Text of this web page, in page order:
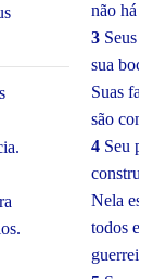
não há
3 Seus
sua boca
Suas
são como
4 Seu
construída
Nela
todos eles
guerreiros.